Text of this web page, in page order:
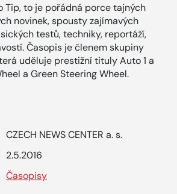
Tip, to je pořádná porce tajných
novinek, spousty zajímavých
testů, techniky, reportáží,
Časopis je členem skupiny
uděluje prestižní tituly Auto 1 a
a Green Steering Wheel.
CZECH NEWS CENTER a. s.
2.5.2016
Časopisy